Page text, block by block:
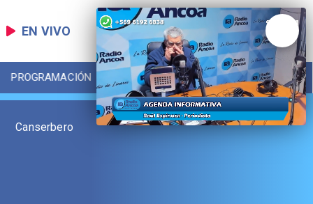
EN VIVO
PROGRAMACIÓN LOCAL DEPORTES
Canserbero